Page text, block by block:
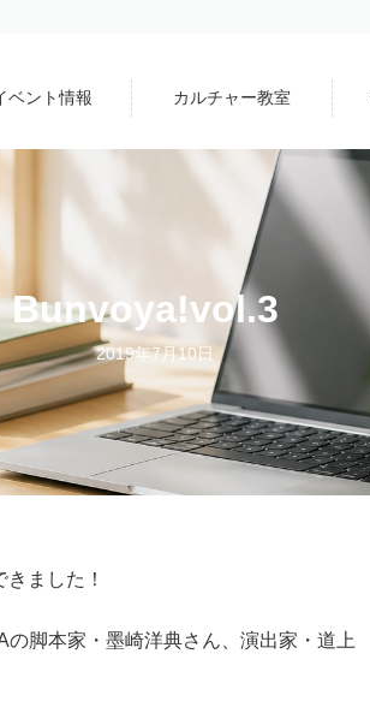
ベント情報 カルチャー教室
Bunvoya!vol.3
2019年7月10日
ました！
脚本家・墨崎洋典さん、演出家・道上